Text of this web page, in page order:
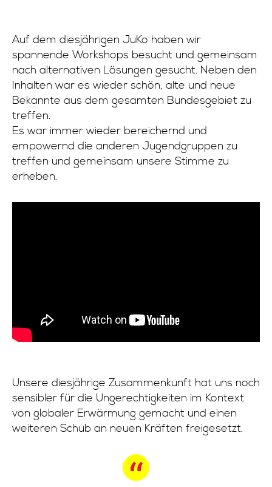
Auf dem diesjährigen JuKo haben wir
spannende Workshops besucht und gemeinsam
nach alternativen Lösungen gesucht. Neben den
Inhalten war es wieder schön, alte und neue
Bekannte aus dem gesamten Bundesgebiet zu
treffen.
Es war immer wieder bereichernd und
empowernd die anderen Jugendgruppen zu
treffen und gemeinsam unsere Stimme zu
erheben.
Unsere diesjährige Zusammenkunft hat uns noch
sensibler für die Ungerechtigkeiten im Kontext
von globaler Erwärmung gemacht und einen
weiteren Schub an neuen Kräften freigesetzt.